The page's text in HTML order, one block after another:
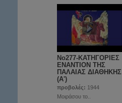
No277-ΚΑΤΗΓΟΡΙΕΣ
ΕΝΑΝΤΙΟΝ ΤΗΣ
ΠΑΛΑΙΑΣ ΔΙΑΘΗΚΗΣ
(Α')
προβολές: 1944
Μοιράσου το..